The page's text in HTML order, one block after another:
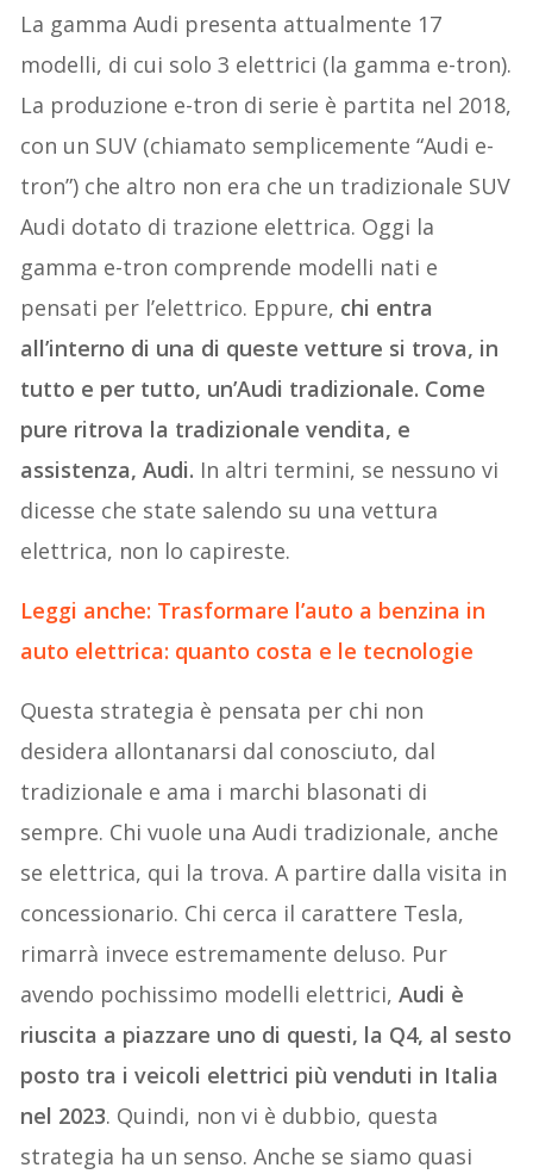
La gamma Audi presenta attualmente 17
modelli, di cui solo 3 elettrici (la gamma e-tron).
La produzione e-tron di serie è partita nel 2018,
con un SUV (chiamato semplicemente “Audi e-
tron”) che altro non era che un tradizionale SUV
Audi dotato di trazione elettrica. Oggi la
gamma e-tron comprende modelli nati e
pensati per l’elettrico. Eppure, chi entra
all’interno di una di queste vetture si trova, in
tutto e per tutto, un’Audi tradizionale. Come
pure ritrova la tradizionale vendita, e
assistenza, Audi. In altri termini, se nessuno vi
dicesse che state salendo su una vettura
elettrica, non lo capireste.
Leggi anche: Trasformare l’auto a benzina in
auto elettrica: quanto costa e le tecnologie
Questa strategia è pensata per chi non
desidera allontanarsi dal conosciuto, dal
tradizionale e ama i marchi blasonati di
sempre. Chi vuole una Audi tradizionale, anche
se elettrica, qui la trova. A partire dalla visita in
concessionario. Chi cerca il carattere Tesla,
rimarrà invece estremamente deluso. Pur
avendo pochissimo modelli elettrici,Audi è
riuscita a piazzare uno di questi, la Q4, al sesto
posto tra i veicoli elettrici più venduti in Italia
nel 2023. Quindi, non vi è dubbio, questa
strategia ha un senso. Anche se siamo quasi